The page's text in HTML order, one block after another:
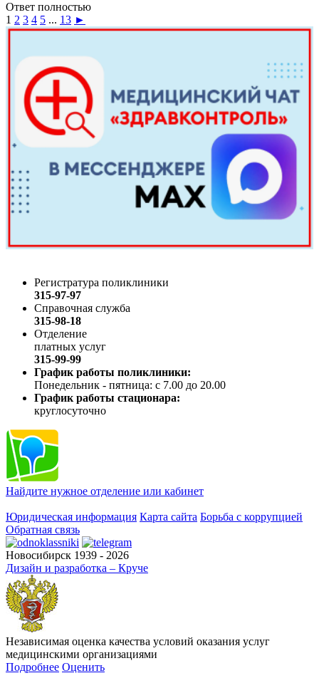
Ответ полностью
1 2 3 4 5 ... 13 ►
Регистратура поликлиники
315-97-97
Справочная служба
315-98-18
Отделение
платных услуг
315-99-99
График работы поликлиники:
Понедельник - пятница: с 7.00 до 20.00
График работы стационара:
круглосуточно
Найдите нужное отделение или кабинет
Юридическая информация Карта сайта Борьба с коррупцией
Обратная связь
Новосибирск 1939 - 2026
Дизайн и разработка – Круче
Независимая оценка качества условий оказания услуг
медицинскими организациями
Подробнее Оценить